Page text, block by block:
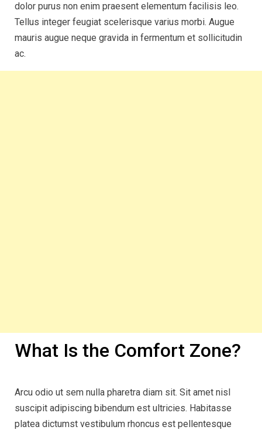
dolor purus non enim praesent elementum facilisis leo.
Tellus integer feugiat scelerisque varius morbi. Augue
mauris augue neque gravida in fermentum et sollicitudin
ac.
What Is the Comfort Zone?
Arcu odio ut sem nulla pharetra diam sit. Sit amet nisl
suscipit adipiscing bibendum est ultricies. Habitasse
platea dictumst vestibulum rhoncus est pellentesque